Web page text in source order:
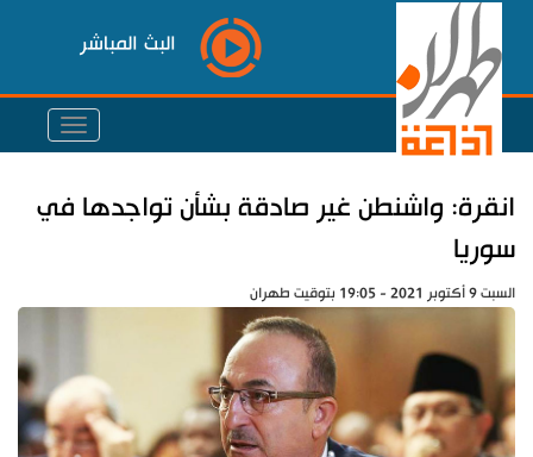
البث المباشر
انقرة: واشنطن غير صادقة بشأن تواجدها في
سوريا
السبت 9 أكتوبر 2021 - 19:05 بتوقيت طهران